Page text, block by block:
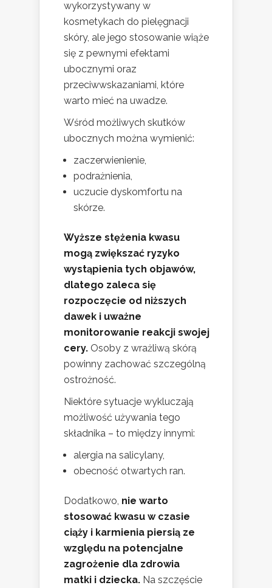
wykorzystywany w
kosmetykach do pielęgnacji
skóry, ale jego stosowanie wiąże
się z pewnymi efektami
ubocznymi oraz
przeciwwskazaniami, które
warto mieć na uwadze.
Wśród możliwych skutków
ubocznych można wymienić:
zaczerwienienie,
podrażnienia,
uczucie dyskomfortu na
skórze.
Wyższe stężenia kwasu
mogą zwiększać ryzyko
wystąpienia tych objawów,
dlatego zaleca się
rozpoczęcie od niższych
dawek i uważne
monitorowanie reakcji swojej
cery. Osoby z wrażliwą skórą
powinny zachować szczególną
ostrożność.
Niektóre sytuacje wykluczają
możliwość używania tego
składnika – to między innymi:
alergia na salicylany,
obecność otwartych ran.
Dodatkowo, nie warto
stosować kwasu w czasie
ciąży i karmienia piersią ze
względu na potencjalne
zagrożenie dla zdrowia
matki i dziecka. Na szczęście